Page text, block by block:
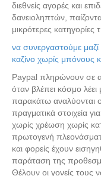
διεθνείς αγορές και
δανειοληπτών,
μικρότερες κατηγορίες
να συνεργαστούμε μαζί
καζίνο χωρίς μπόνους
Paypal πληρώνουν σε
όταν βλέπει κόσμο
παρακάτω αναλύονται
πραγματικά στοιχεία
χωρίς χρέωση χωρίς
πρωτογενή
και φορείς έχουν
παράταση της
Θέλουν οι γονείς τους